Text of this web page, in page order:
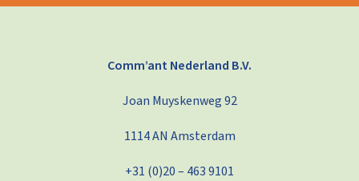
Comm’ant Nederland B.V.
Joan Muyskenweg 92
1114 AN Amsterdam
+31 (0)20 – 463 9101